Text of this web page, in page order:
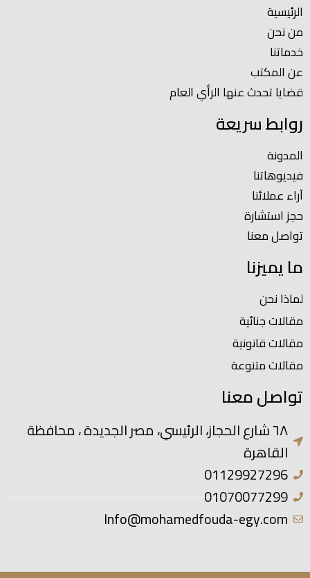
الرئيسية
من نحن
خدماتنا
عن المكتب
قضايا تحدث عنها الرأي العام
روابط سريعة
المدونة
فيديوهاتنا
آراء عملائنا
حجز استشارة
تواصل معنا
ما يميزنا
لماذا نحن
مقالات جنائية
مقالات قانونية
مقالات متنوعة
تواصل معنا
٦٨ شارع الحجاز، الرئيسي، مصر الجديدة ، محافظة
القاهرة
01129927296
01070077299
Info@mohamedfouda-egy.com